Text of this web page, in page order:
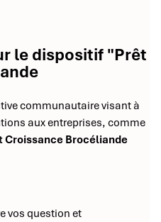
le dispositif "Prêt
communautaire visant à
aux entreprises, comme
Croissance Brocéliande
vos question et